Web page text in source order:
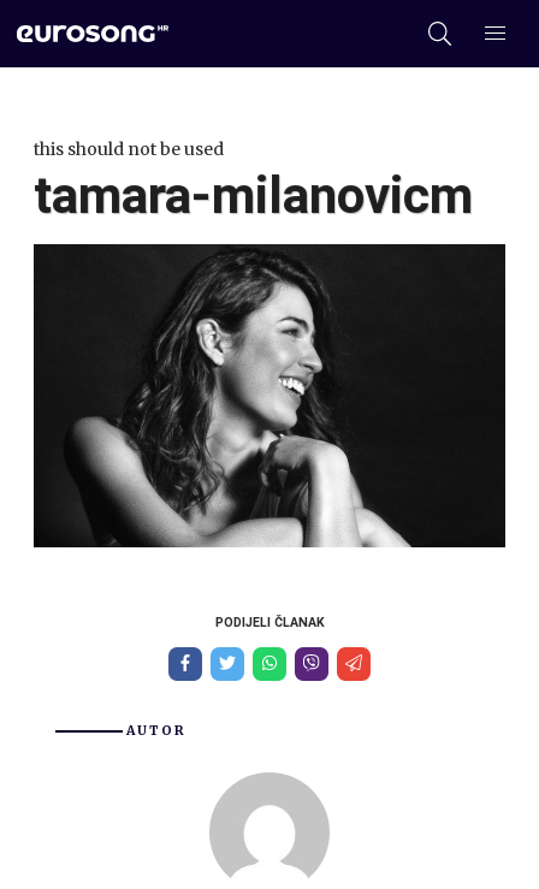
this should not be used
tamara-milanovicm
PODIJELI ČLANAK
AUTOR